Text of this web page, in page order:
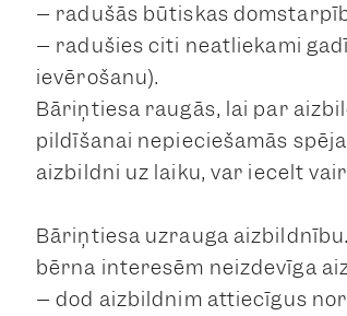
– radušās būtiskas
– radušies citi neatliekami
ievērošanu).
Bāriņtiesa raugās, lai par
pildīšanai nepieciešamās
aizbildni uz laiku, var iecelt
Bāriņtiesa uzrauga
bērna interesēm neizdevīga
– dod aizbildnim attiecīgus